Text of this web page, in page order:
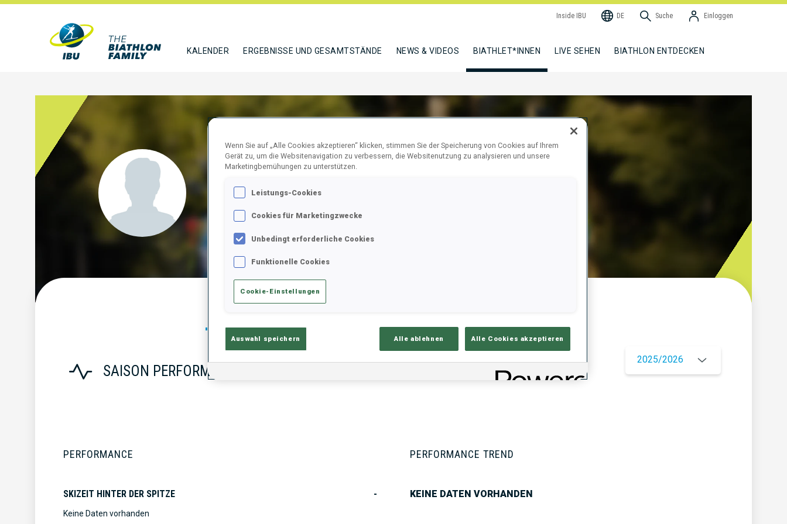
Inside IBU DE Suche Einloggen
KALENDER ERGEBNISSE UND GESAMTSTÄNDE NEWS & VIDEOS BIATHLET*INNEN LIVE SEHEN BIATHLON ENTDECKEN
MAHON CHRISTIAN
FOLGEN
SAISON PERFORMANCE
2025/2026
PERFORMANCE
SKIZEIT HINTER DER SPITZE -
Keine Daten vorhanden
PERFORMANCE TREND
KEINE DATEN VORHANDEN
Wenn Sie auf „Alle Cookies akzeptieren“ klicken, stimmen Sie der Speicherung von Cookies auf Ihrem
Gerät zu, um die Websitenavigation zu verbessern, die Websitenutzung zu analysieren und unsere
Marketingbemühungen zu unterstützen.
Leistungs-Cookies
Cookies für Marketingzwecke
Unbedingt erforderliche Cookies
Funktionelle Cookies
Cookie-Einstellungen
Auswahl speichern Alle ablehnen Alle Cookies akzeptieren